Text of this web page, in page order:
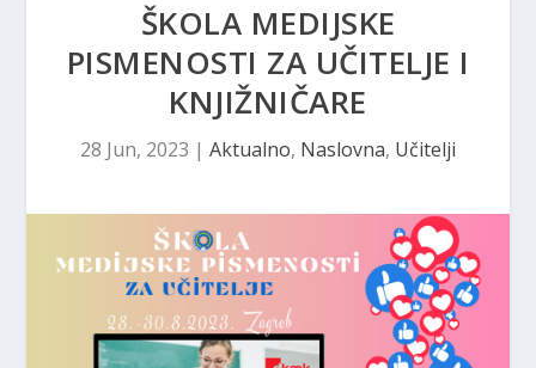
ŠKOLA MEDIJSKE
PISMENOSTI ZA UČITELJE I
KNJIŽNIČARE
28 Jun, 2023 | Aktualno, Naslovna, Učitelji